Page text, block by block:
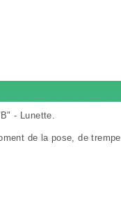
- Lunette.
de la pose, de